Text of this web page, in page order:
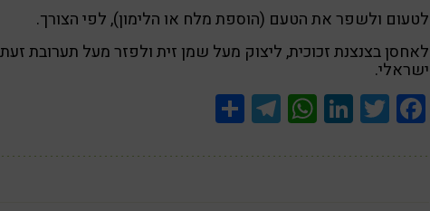
לטעום ולשפר את הטעם (הוספת מלח או הלימון), לפי הצורך.
לאחסן בצנצנת זכוכית, ליצוק מעל שמן זית ולפזר מעל תערובת
ישראלי.
Facebook
Twitter
LinkedIn
WhatsApp
Telegram